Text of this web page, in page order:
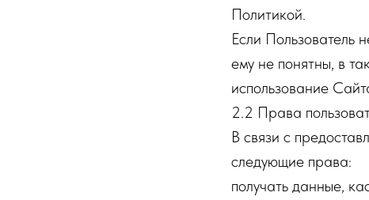
Политикой.
Если Пользователь
ему не понятны, в
использование
2.2 Права
В связи с
следующие права:
получать данные,